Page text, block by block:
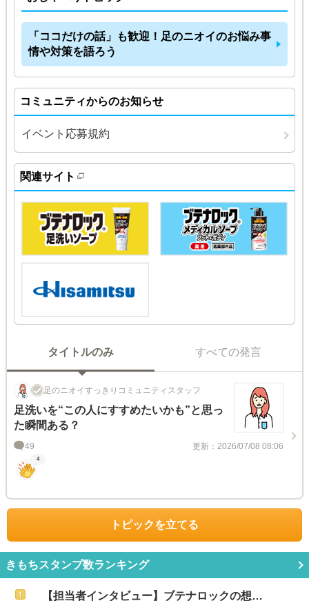
「ココだけの話」も歓迎！足のニオイのお悩み事
情や対策を語ろう
コミュニティからのお知らせ
イベント応募規約
関連サイト
タイトルのみ すべての発言
足のニオイすっきりコミュニティスタッフ
足洗いを“この人にすすめたいかも”と思っ
た瞬間ある？
49 更新：2026/07/08 08:06
4
トピックを立てる
きもちスタンプ数ランキング
【担当者インタビュー】ブテナロックの想…